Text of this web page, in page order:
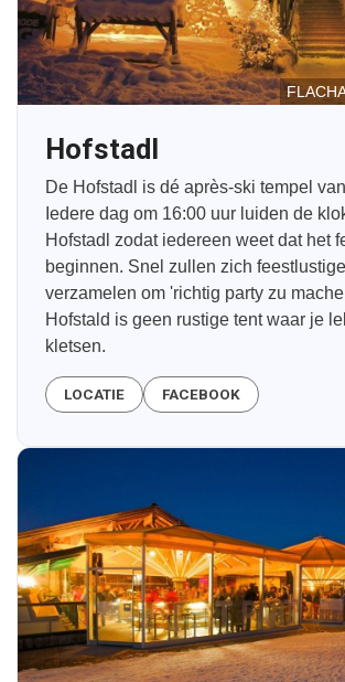
Hofstadl
De Hofstadl is dé après-ski tempel
Iedere dag om 16:00 uur luiden de
Hofstadl zodat iedereen weet dat het
beginnen. Snel zullen zich
verzamelen om 'richtig party zu
Hofstald is geen rustige tent waar je
kletsen.
LOCATIE FACEBOOK